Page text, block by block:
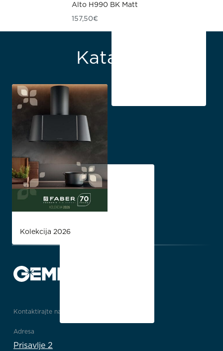
Alto H990 BK Matt
157,50€
Katalozi
Kolekcija 2026
Kontaktirajte nas
Adresa
Prisavlje 2